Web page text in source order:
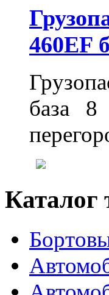
460EF
база
Каталог